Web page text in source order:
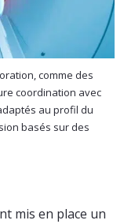
comme des
coordination avec
au profil du
basés sur des
mis en place un